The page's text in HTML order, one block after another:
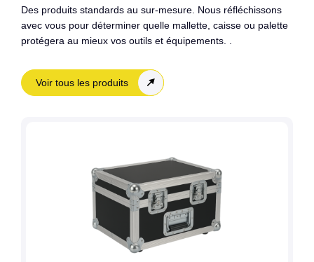
Des produits standards au sur-mesure. Nous réfléchissons
avec vous pour déterminer quelle mallette, caisse ou palette
protégera au mieux vos outils et équipements. .
Voir tous les produits